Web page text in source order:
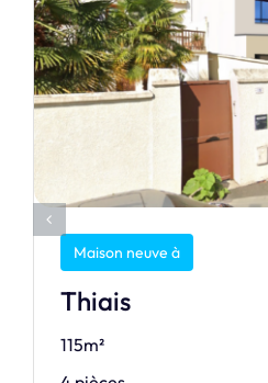
Maison neuve à
Thiais
115m²